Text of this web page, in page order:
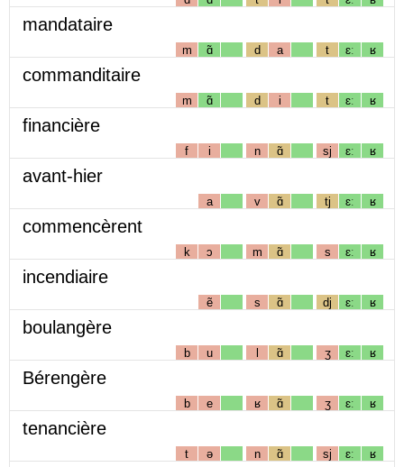
mandataire
m ɑ̃ d a t ɛː ʁ
commanditaire
m ɑ̃ d i t ɛː ʁ
financière
f i n ɑ̃ sj ɛː ʁ
avant-hier
a v ɑ̃ tj ɛː ʁ
commencèrent
k ɔ m ɑ̃ s ɛː ʁ
incendiaire
ẽ s ɑ̃ dj ɛː ʁ
boulangère
b u l ɑ̃ ʒ ɛː ʁ
Bérengère
b e ʁ ɑ̃ ʒ ɛː ʁ
tenancière
t ə n ɑ̃ sj ɛː ʁ